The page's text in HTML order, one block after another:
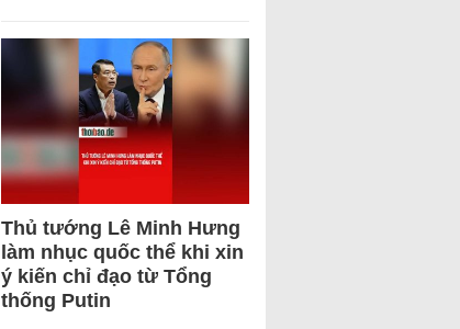
Thủ tướng Lê Minh Hưng
làm nhục quốc thể khi xin
ý kiến chỉ đạo từ Tổng
thống Putin